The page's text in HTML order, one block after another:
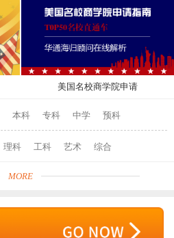
美国名校商学院申请
本科 专科 中学 预科
理科 工科 艺术 综合
MORE